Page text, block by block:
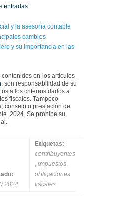
entradas:
y la asesoría contable
cambios
y su importancia en las
en los artículos
, son responsabilidad de su
a los criterios dados a
fiscales. Tampoco
consejo o prestación de
2024. Se prohíbe su
2024
Etiquetas:
contribuyentes
, impuestos,
obligaciones
fiscales